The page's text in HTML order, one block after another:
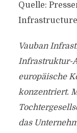
Quelle:
Vauban
Infrastruktur-
europäische
konzentriert.
das